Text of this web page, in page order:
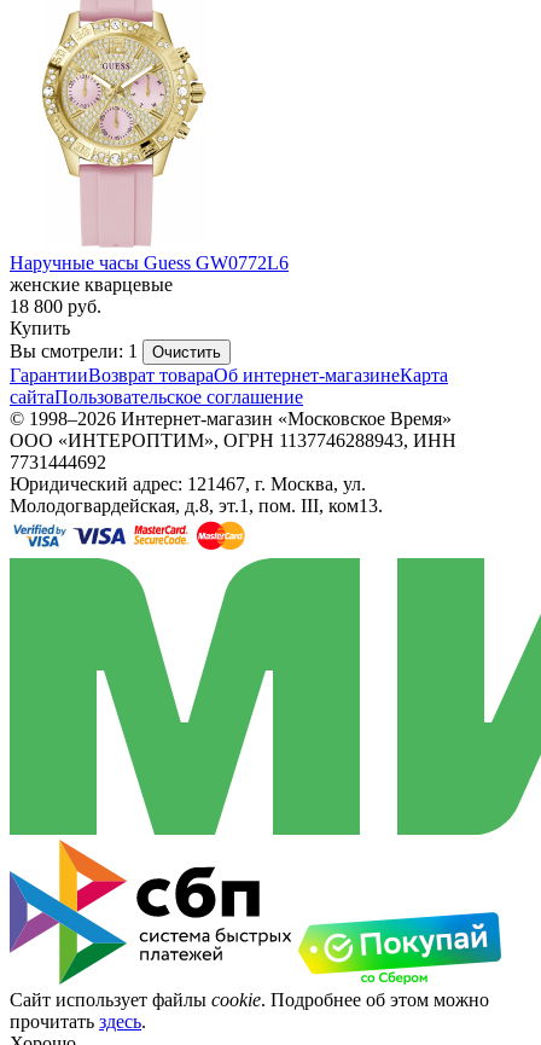
Наручные часы Guess GW0772L6
женские кварцевые
18 800 руб.
Купить
Вы смотрели: 1
Очистить
ГарантииВозврат товараОб интернет-магазинеКарта
сайтаПользовательское соглашение
© 1998–2026 Интернет-магазин «Московское Время»
ООО «ИНТЕРОПТИМ», ОГРН 1137746288943, ИНН
7731444692
Юридический адрес: 121467, г. Москва, ул.
Молодогвардейская, д.8, эт.1, пом. III, ком13.
Сайт использует файлы cookie. Подробнее об этом можно
прочитать здесь.